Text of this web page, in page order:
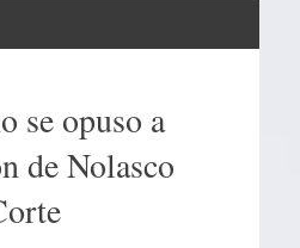
se opuso a
de Nolasco